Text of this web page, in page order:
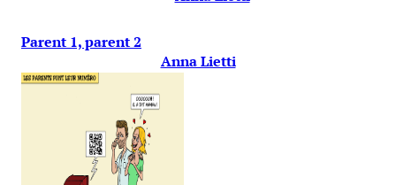
Parent 1, parent 2
Anna Lietti